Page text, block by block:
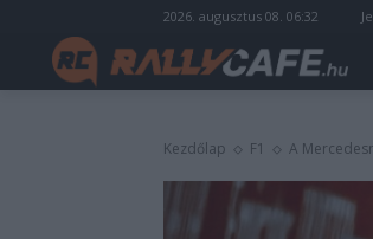
2026. augusztus 08. 06:32
Kezdőlap F1 A